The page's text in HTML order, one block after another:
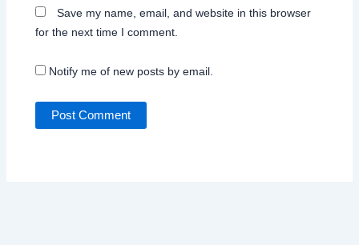
Save my name, email, and website in this browser
for the next time I comment.
Notify me of new posts by email.